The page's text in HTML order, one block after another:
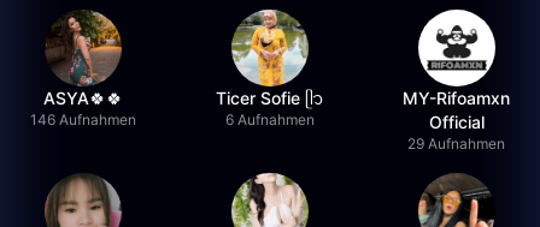
ASYA🍀🍀
146 Aufnahmen
Ticer Sofie ᥫ᭡
6 Aufnahmen
MY-Rifoamxn
Official
29 Aufnahmen